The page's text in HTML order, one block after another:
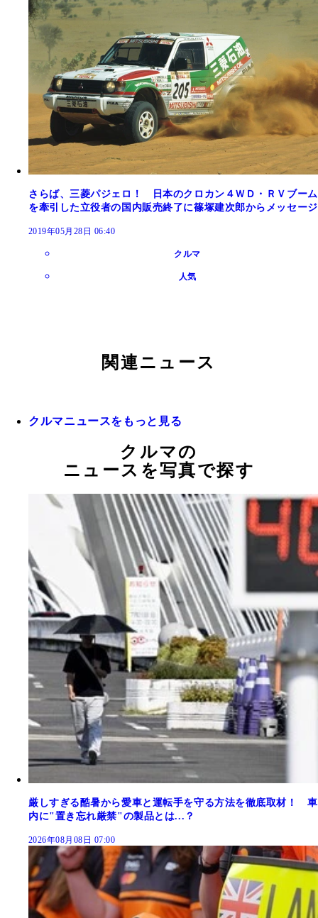
さらば、三菱パジェロ！ 日本のクロカン４ＷＤ・ＲＶブーム
を牽引した立役者の国内販売終了に篠塚建次郎からメッセージ
2019年05月28日 06:40
クルマ
人気
関連ニュース
クルマニュースをもっと見る
クルマの
ニュースを写真で探す
厳しすぎる酷暑から愛車と運転手を守る方法を徹底取材！ 車
内に"置き忘れ厳禁"の製品とは...？
2026年08月08日 07:00